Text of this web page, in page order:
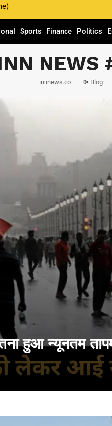
Sports Finance Politics
NEWS
innnews.co > Blog
हुआ न्यूनतम